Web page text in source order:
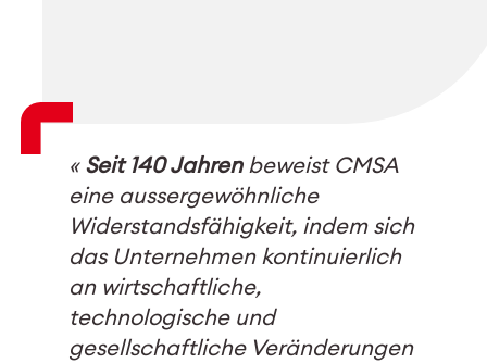
« Seit 140 Jahren beweist CMSA
eine aussergewöhnliche
Widerstandsfähigkeit, indem sich
das Unternehmen kontinuierlich
an wirtschaftliche,
technologische und
gesellschaftliche Veränderungen